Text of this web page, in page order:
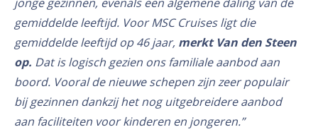
gemiddelde leeftijd. Voor MSC Cruises ligt die
gemiddelde leeftijd op 46 jaar, merkt Van den Steen
op. Dat is logisch gezien ons familiale aanbod aan
boord. Vooral de nieuwe schepen zijn zeer populair
bij gezinnen dankzij het nog uitgebreidere aanbod
aan faciliteiten voor kinderen en jongeren.”